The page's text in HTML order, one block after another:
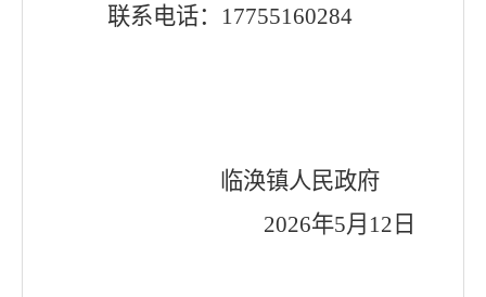
联系电话： 17755160284
临涣镇人民政府
2026年5月 12 日